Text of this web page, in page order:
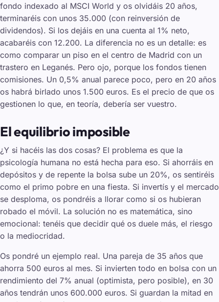
fondo indexado al MSCI World y os olvidáis 20 años,
terminaréis con unos 35.000 (con reinversión de
dividendos). Si los dejáis en una cuenta al 1% neto,
acabaréis con 12.200. La diferencia no es un detalle: es
como comparar un piso en el centro de Madrid con un
trastero en Leganés. Pero ojo, porque los fondos tienen
comisiones. Un 0,5% anual parece poco, pero en 20 años
os habrá birlado unos 1.500 euros. Es el precio de que os
gestionen lo que, en teoría, debería ser vuestro.
El equilibrio imposible
¿Y si hacéis las dos cosas? El problema es que la
psicología humana no está hecha para eso. Si ahorráis en
depósitos y de repente la bolsa sube un 20%, os sentiréis
como el primo pobre en una fiesta. Si invertís y el mercado
se desploma, os pondréis a llorar como si os hubieran
robado el móvil. La solución no es matemática, sino
emocional: tenéis que decidir qué os duele más, el riesgo
o la mediocridad.
Os pondré un ejemplo real. Una pareja de 35 años que
ahorra 500 euros al mes. Si invierten todo en bolsa con un
rendimiento del 7% anual (optimista, pero posible), en 30
años tendrán unos 600.000 euros. Si guardan la mitad en